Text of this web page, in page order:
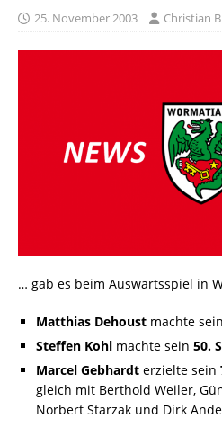
25. November 2003 Christian
… gab es beim Auswärtsspiel in
Matthias Dehoust machte sein
Steffen Kohl machte sein 50.
Marcel Gebhardt erzielte sein
gleich mit Berthold Weiler,
Norbert Starzak und Dirk